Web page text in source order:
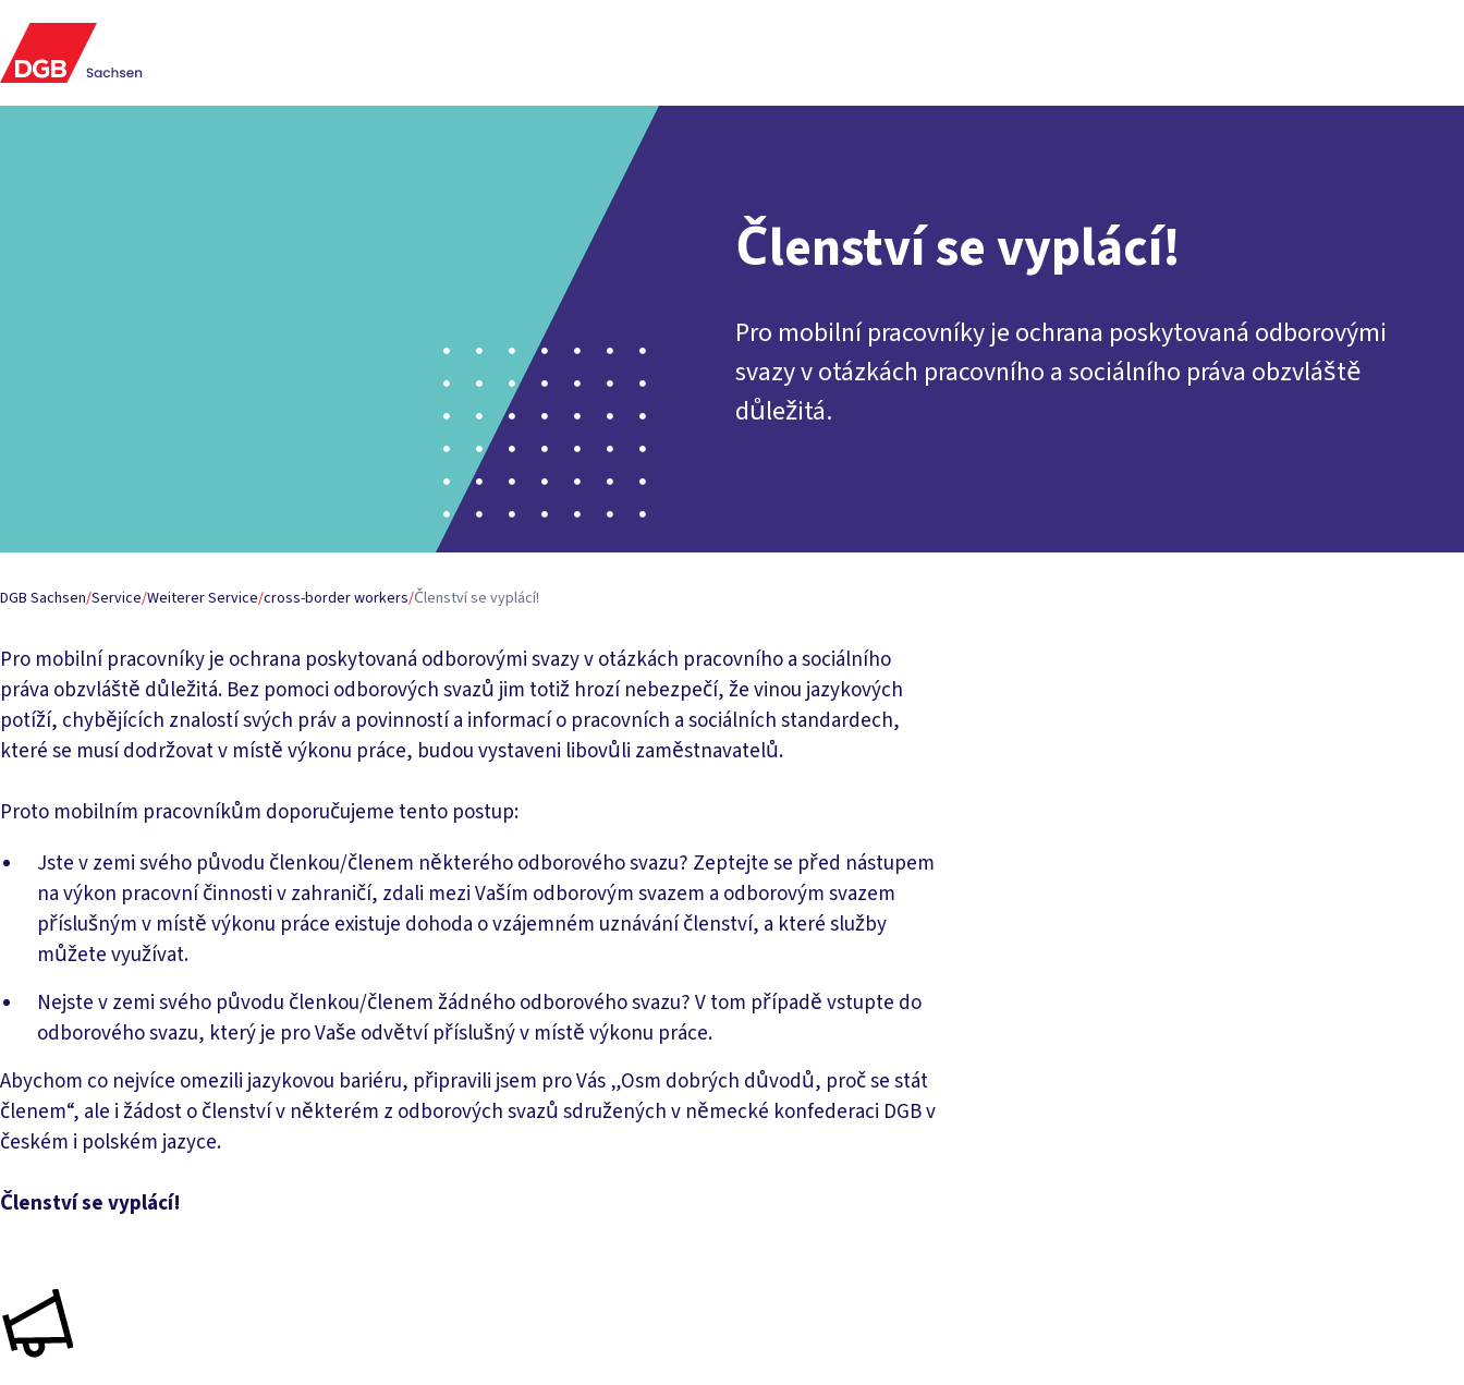
Členství se vyplácí!
Pro mobilní pracovníky je ochrana poskytovaná odborovými
svazy v otázkách pracovního a sociálního práva obzvláště
důležitá.
DGB Sachsen/Service/Weiterer Service/cross-border workers/Členství se vyplácí!
Pro mobilní pracovníky je ochrana poskytovaná odborovými svazy v otázkách pracovního a sociálního
práva obzvláště důležitá. Bez pomoci odborových svazů jim totiž hrozí nebezpečí, že vinou jazykových
potíží, chybějících znalostí svých práv a povinností a informací o pracovních a sociálních standardech,
které se musí dodržovat v místě výkonu práce, budou vystaveni libovůli zaměstnavatelů.
Proto mobilním pracovníkům doporučujeme tento postup:
Jste v zemi svého původu členkou/členem některého odborového svazu? Zeptejte se před nástupem
na výkon pracovní činnosti v zahraničí, zdali mezi Vaším odborovým svazem a odborovým svazem
příslušným v místě výkonu práce existuje dohoda o vzájemném uznávání členství, a které služby
můžete využívat.
Nejste v zemi svého původu členkou/členem žádného odborového svazu? V tom případě vstupte do
odborového svazu, který je pro Vaše odvětví příslušný v místě výkonu práce.
Abychom co nejvíce omezili jazykovou bariéru, připravili jsem pro Vás „Osm dobrých důvodů, proč se stát
členem“, ale i žádost o členství v některém z odborových svazů sdružených v německé konfederaci DGB v
českém i polském jazyce.
Členství se vyplácí!